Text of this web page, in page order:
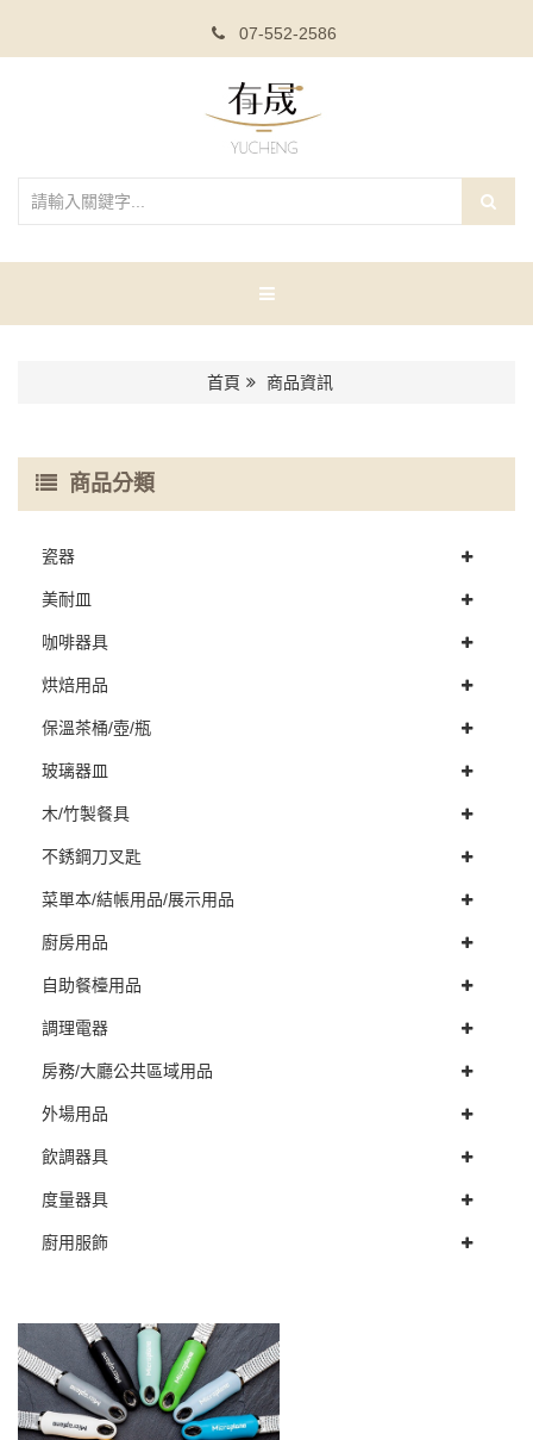
07-552-2586
首頁 商品資訊
商品分類
瓷器
美耐皿
咖啡器具
烘焙用品
保溫茶桶/壺/瓶
玻璃器皿
木/竹製餐具
不銹鋼刀叉匙
菜單本/結帳用品/展示用品
廚房用品
自助餐檯用品
調理電器
房務/大廳公共區域用品
外場用品
飲調器具
度量器具
廚用服飾